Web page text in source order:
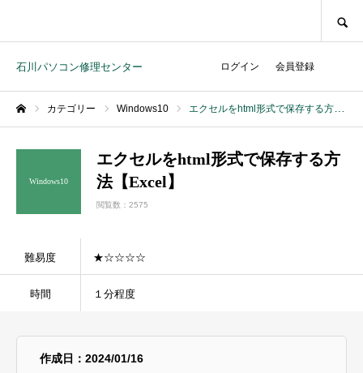
石川パソコン修理センター ログイン 会員登録
カテゴリー Windows10 エクセルをhtml形式で保存する方法【Excel】
Windows10
エクセルをhtml形式で保存する方
法【Excel】
閲覧数：2575
難易度 ★☆☆☆☆
時間 １分程度
作成日：2024/01/16